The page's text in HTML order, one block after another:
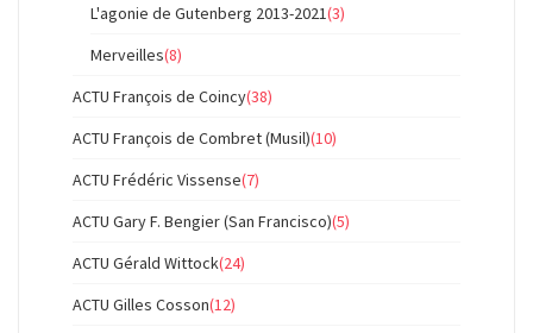
L'agonie de Gutenberg 2013-2021(3)
Merveilles(8)
ACTU François de Coincy(38)
ACTU François de Combret (Musil)(10)
ACTU Frédéric Vissense(7)
ACTU Gary F. Bengier (San Francisco)(5)
ACTU Gérald Wittock(24)
ACTU Gilles Cosson(12)